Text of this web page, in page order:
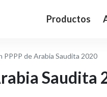
Productos
PPPP de Arabia Saudita 2020
Saudita